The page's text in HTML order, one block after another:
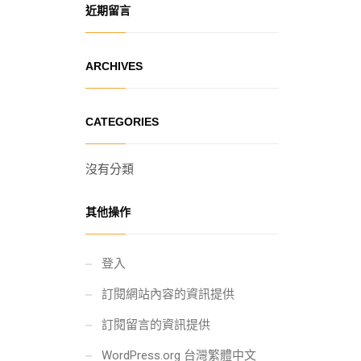
近期留言
ARCHIVES
CATEGORIES
沒有分類
其他操作
登入
訂閱網站內容的資訊提供
訂閱留言的資訊提供
WordPress.org 台灣繁體中文